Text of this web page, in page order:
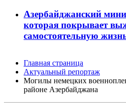
Азербайджанский
которая покрывает
самостоятельную
Главная страница
Актуальный репортаж
Могилы немецких
районе Азербайджана